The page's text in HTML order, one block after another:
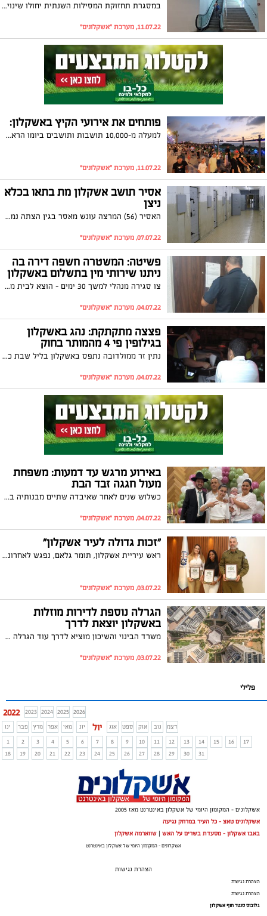
במסגרת תחזוקת המסילות השנתית יחולו שינויים זמניים בתנועת הרכבות באיזור אשדוד ואשקלון ביום שישי 15.7.22 ובמוצ"ש 16.7.22
11.07.22, מערכת "אשקלונים"
פותחים את אירועי הקיץ באשקלון:
למעלה מ-10,000 תושבות ותושבים ביומו הראשון של פסטיבל 'קסם בטיילת' באשקלון. הטיילת הצפונית החדשה הושקה בפסטיבל של אורות, צבעים ומוזיקה
11.07.22, מערכת "אשקלונים"
אסיר תושב אשקלון מת בתאו בכלא
ניצן
האסיר (56) המרצה עונש מאסר בגין הצתה נמצא בתאו כשהוא אינו מגיב. צוות רפואה שהוזעק למקום נאלץ לקבוע את מותו. נסיבות האירוע בחקירה
07.07.22, מערכת "אשקלונים"
פשיטה: המשטרה חשפה דירה בה
ניתנו שירותי מין בתשלום באשקלון
צו סגירה מנהלי למשך 30 ימים - הוצא לבית מגורים ברחוב אקסודוס בעיר אשקלון, לאחר שנאספו ראיות וממצאים כי במקום מסופקים שירותי מין בתשלום
04.07.22, מערכת "אשקלונים"
פצצה מתקתקת: נהג באשקלון
בגילופין פי 4 מהמותר בחוק
נתין זר ממולדובה נתפס באשקלון בליל שבת כשבגופו נמצא ריכוז אלכוהול פי 4 מהמותר בחוק. המשטרה: "פשוט עלה על ההגה מבלי להתחשב בחייו או בחיי אחרים"
04.07.22, מערכת "אשקלונים"
באירוע מרגש עד דמעות: משפחת
מעול חגגה זבד הבת
כשלוש שנים לאחר שאיבדה שתיים מבנותיה בתאונת דרכים מזעזעת חגגה רונית מעול עם בעלה תמיר את זבד הבת של הפעוטה שהצטרפה לאחרונה למשפחה. לצדם עמדה בתם אדל שנפגעה קשה בתאונה ועברה שיקום ממושך
04.07.22, מערכת "אשקלונים"
"זכות גדולה לעיר אשקלון"
ראש עיריית אשקלון, תומר גלאם, נפגש לאחרונה עם שיאני המילואים של העיר אשקלון והעניק להם תעודות הוקרה זאת במסגרת שבוע ההצדעה למערך המילואים הארצי
03.07.22, מערכת "אשקלונים"
הגרלה נוספת לדירות מוזלות
באשקלון יוצאת לדרך
משרד הבינוי והשיכון מוציא לדרך עוד הגרלה של תוכנית "דירה בהנחה" המאפשרת לזכאים לרכוש דירה חדשה בהנחה של עד חצי מיליון ₪ ממחיר השוק. איך זה בדיוק יעבוד וכמה דירות מוצעות באשקלון? כל הפרטים בכתבה שלפניכם
03.07.22, מערכת "אשקלונים"
פלילי
2022 2023 2024 2025 2026
ינו
פבר מרץ אפר מאי יונ יול אוג ספט אוק נוב
דצמ
1
2 3 4 5 6 7 8 9 10 11 12 13 14 15 16
17
18
19 20 21 22 23 24 25 26 27 28 29 30 31
אשקלונים - המקומון היומי של אשקלון באינטרנט מאז 2005
אשקלונים טאצ - כל העיר במרחק נגיעה
באבו אשקלון - מסעדת בשרים על האש | שווארמה אשקלון
אשקלונים - המקומון היומי של אשקלון באינטרנט
הצהרת נגישות
הצהרת נגישות
הצהרת נגישות
גלובוס סנטר חוף אשקלון